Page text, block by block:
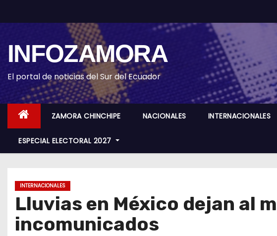
k
o
INFOZAMORA
El portal de noticias del Sur del Ecuador
ZAMORA CHINCHIPE NACIONALES INTERNACIONALES
ESPECIAL ELECTORAL 2027
INTERNACIONALES
Lluvias en México dejan al
incomunicados